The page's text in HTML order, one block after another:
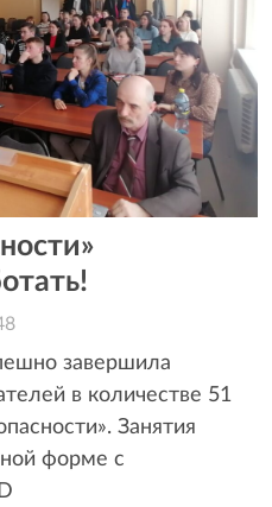
завершила
в количестве 51
Занятия
форме с